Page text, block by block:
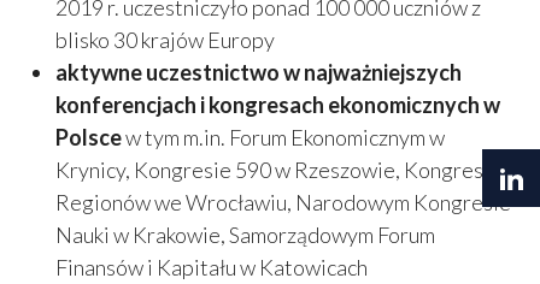
2019 r. uczestniczyło ponad 100 000 uczniów z
blisko 30 krajów Europy
aktywne uczestnictwo w najważniejszych
konferencjach i kongresach ekonomicznych w
Polscew tym m.in. Forum Ekonomicznym w
Krynicy, Kongresie 590 w Rzeszowie, Kongresie
Regionów we Wrocławiu, Narodowym Kongresie
Nauki w Krakowie, Samorządowym Forum
Finansów i Kapitału w Katowicach